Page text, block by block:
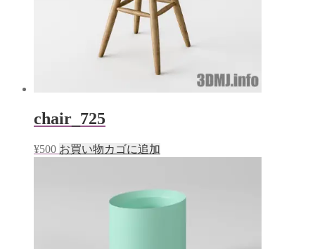
chair_725
¥500 お買い物カゴに追加